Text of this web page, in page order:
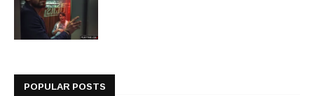
POPULAR POSTS